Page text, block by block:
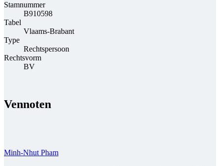
Stamnummer
B910598
Tabel
Vlaams-Brabant
Type
Rechtspersoon
Rechtsvorm
BV
Vennoten
Minh-Nhut Pham